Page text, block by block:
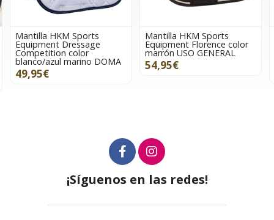
Mantilla HKM Sports
Equipment Florence color
marrón USO GENERAL
54,95€
Mantilla HKM Sports
Equipment Splash
estampado naranjas USO
GENERAL
36,95€
¡Síguenos en las redes!